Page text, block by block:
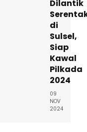
Dilantik
di
Sulsel,
Siap
Kawal
Pilkada
2024
09
NOV
2024